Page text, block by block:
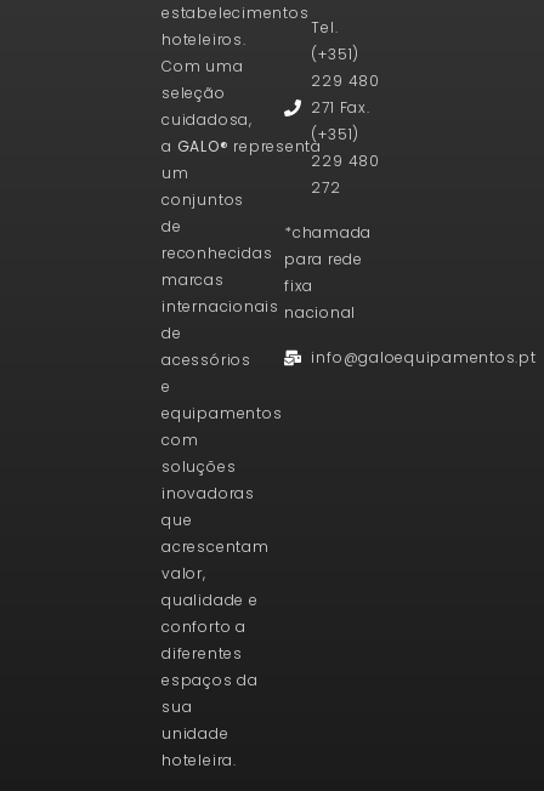
estabelecimentos
hoteleiros.
Com uma
seleção
cuidadosa,
a GALO® representa
um
conjuntos
de
reconhecidas
marcas
internacionais
de
acessórios
e
equipamentos
com
soluções
inovadoras
que
acrescentam
valor,
qualidade e
conforto a
diferentes
espaços da
sua
unidade
hoteleira.
Tel.
(+351)
229 480
271 Fax.
(+351)
229 480
272
*chamada
para rede
fixa
nacional
info@galoequipamentos.pt